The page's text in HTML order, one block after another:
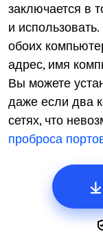
заключается в
и
обоих
адрес, имя
Вы можете
даже если два
сетях, что
проброса